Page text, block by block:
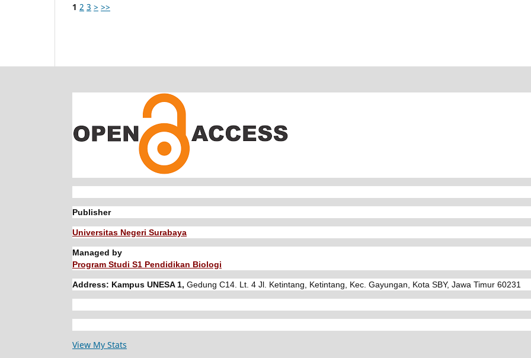
1 2 3 > >>
Publisher
Universitas Negeri Surabaya
Managed by
Program Studi S1 Pendidikan Biologi
Address: Kampus UNESA 1, Gedung C14. Lt. 4 Jl. Ketintang, Ketintang, Kec. Gayungan, Kota SBY, Jawa Timur 60231
View My Stats